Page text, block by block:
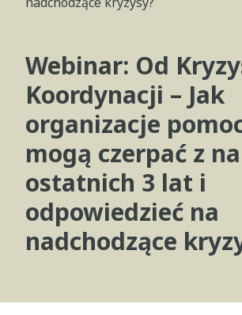
Webinar: Od
Koordynacji – Jak
organizacje
mogą czerpać z
ostatnich 3 lat i
odpowiedzieć na
nadchodzące